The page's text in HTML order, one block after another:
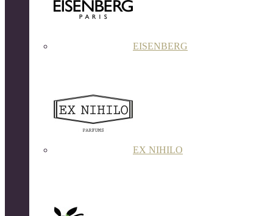
EISENBERG
EX NIHILO